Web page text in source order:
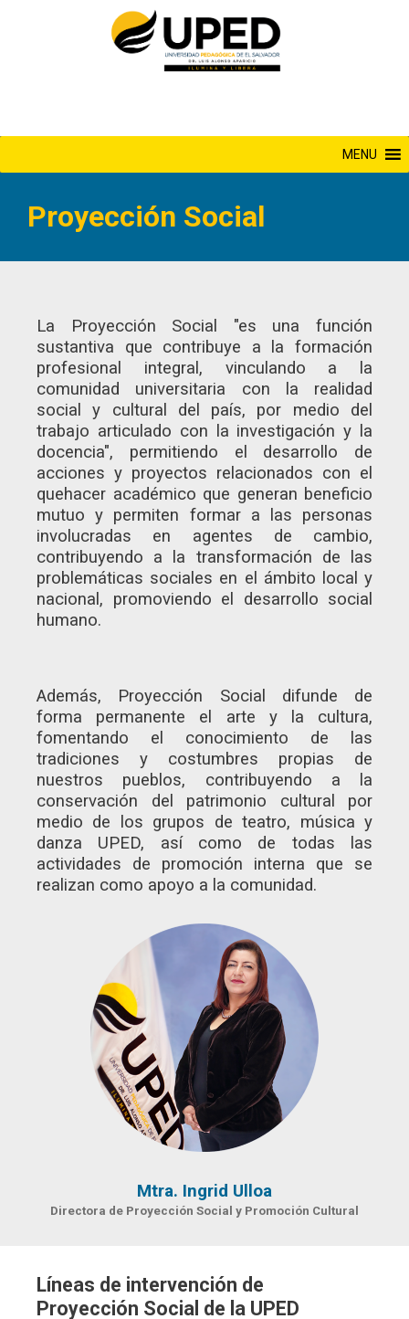
MENU
Proyección Social
La Proyección Social "es una función
sustantiva que contribuye a la formación
profesional integral, vinculando a la
comunidad universitaria con la realidad
social y cultural del país, por medio del
trabajo articulado con la investigación y la
docencia", permitiendo el desarrollo de
acciones y proyectos relacionados con el
quehacer académico que generan beneficio
mutuo y permiten formar a las personas
involucradas en agentes de cambio,
contribuyendo a la transformación de las
problemáticas sociales en el ámbito local y
nacional, promoviendo el desarrollo social
humano.
Además, Proyección Social difunde de
forma permanente el arte y la cultura,
fomentando el conocimiento de las
tradiciones y costumbres propias de
nuestros pueblos, contribuyendo a la
conservación del patrimonio cultural por
medio de los grupos de teatro, música y
danza UPED, así como de todas las
actividades de promoción interna que se
realizan como apoyo a la comunidad.
Mtra. Ingrid Ulloa
Directora de Proyección Social y Promoción Cultural
Líneas de intervención de
Proyección Social de la UPED